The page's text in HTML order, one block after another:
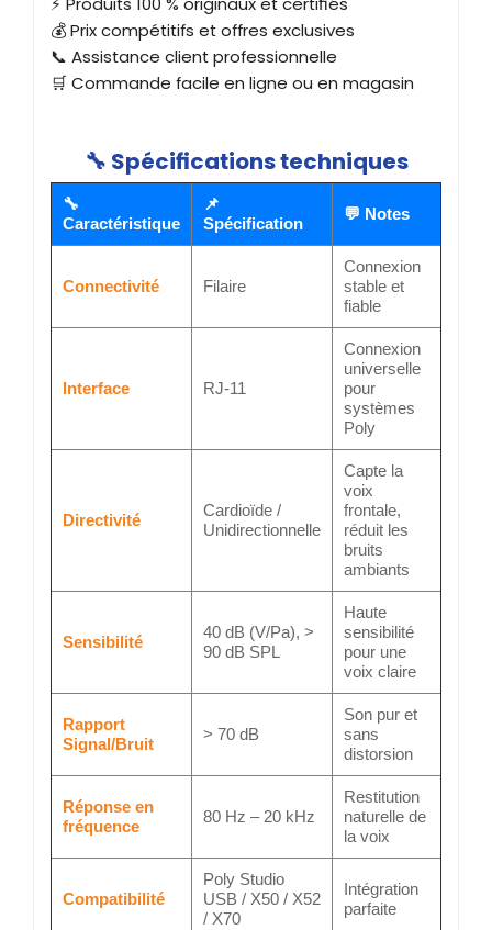
💰 Prix compétitifs et offres exclusives
📞 Assistance client professionnelle
🛒 Commande facile en ligne ou en magasin
🔧 Spécifications techniques
🔧
Caractéristique
📌
Spécification
💬 Notes
Connectivité Filaire
Connexion
stable et
fiable
Interface RJ-11
Connexion
universelle
pour
systèmes
Poly
Directivité
Cardioïde /
Unidirectionnelle
Capte la
voix
frontale,
réduit les
bruits
ambiants
Sensibilité
40 dB (V/Pa), >
90 dB SPL
Haute
sensibilité
pour une
voix claire
Rapport
Signal/Bruit
> 70 dB
Son pur et
sans
distorsion
Réponse en
fréquence
80 Hz – 20 kHz
Restitution
naturelle de
la voix
Compatibilité
Poly Studio
USB / X50 / X52
/ X70
Intégration
parfaite